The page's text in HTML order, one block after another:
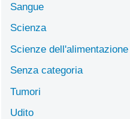
Sangue
Scienza
Scienze dell'alimentazione
Senza categoria
Tumori
Udito